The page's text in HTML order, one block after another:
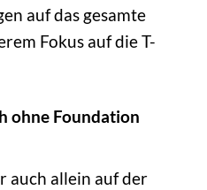
auf das gesamte
Fokus auf die T-
ohne Foundation
auch allein auf der